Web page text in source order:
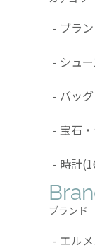
- ブラ
- シュ
- バッ
- 宝石
- 時計
ブランド
- エル